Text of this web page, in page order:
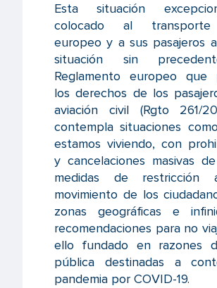
Esta situación
colocado al
europeo y a sus pasajeros
situación sin
Reglamento europeo que
los derechos de los
aviación civil (Rgto 261/
contempla situaciones
estamos viviendo, con
y cancelaciones masivas
medidas de restricción
movimiento de los
zonas geográficas e
recomendaciones para no
ello fundado en razones
pública destinadas a
pandemia por COVID-19.